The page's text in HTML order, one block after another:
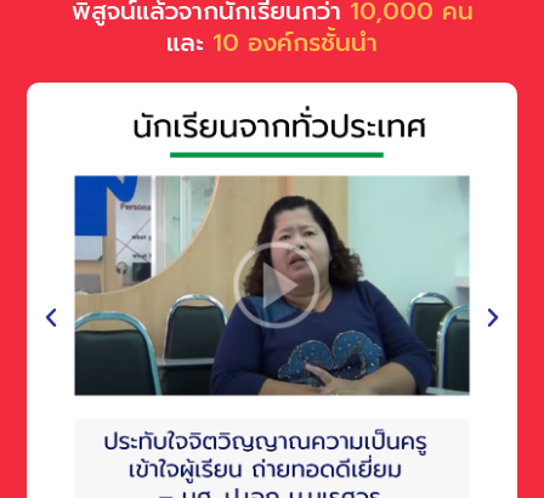
พิสูจน์แล้วจากนักเรียนกว่า 10,000 คน
และ 10 องค์กรชั้นนำ